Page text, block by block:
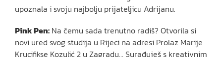
upoznala i svoju najbolju prijateljicu Adrijanu.
Pink Pen: Na čemu sada trenutno radiš? Otvorila si
novi ured svog studija u Rijeci na adresi Prolaz Marije
Krucifikse Kozulić 2 u Zagradu… Surađuješ s kreativnim